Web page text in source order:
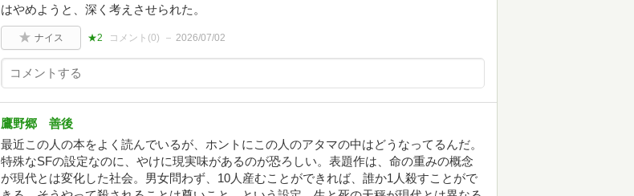
はやめようと、深く考えさせられた。
ナイス ★2 コメント(0) 2026/07/02
鷹野郷 善後
最近この人の本をよく読んでいるが、ホントにこの人のアタマの中はどうなってるんだ。
特殊なSFの設定なのに、やけに現実味があるのが恐ろしい。表題作は、命の重みの概念
が現代とは変化した社会。男女問わず、10人産むことができれば、誰か1人殺すことがで